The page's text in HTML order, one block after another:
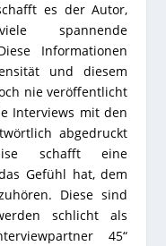
es der Autor,
spannende
Informationen
und diesem
nie veröffentlicht
Interviews mit den
abgedruckt
schafft eine
Gefühl hat, dem
Diese sind
schlicht als
45“